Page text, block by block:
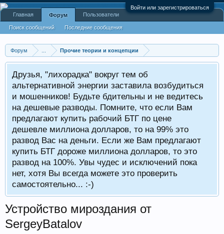
Войти или зарегистрироваться
Форум Прочие теории и концепции
Друзья, "лихорадка" вокруг тем об
альтернативной энергии заставила возбудиться
и мошенников! Будьте бдительны и не ведитесь
на дешевые разводы. Помните, что если Вам
предлагают купить рабочий БТГ по цене
дешевле миллиона долларов, то на 99% это
развод Вас на деньги. Если же Вам предлагают
купить БТГ дороже миллиона долларов, то это
развод на 100%. Увы чудес и исключений пока
нет, хотя Вы всегда можете это проверить
самостоятельно... :-)
Устройство мироздания от
SergeyBatalov
Главная Форум
Поиск сообщений Последние сообщения
Пользователи